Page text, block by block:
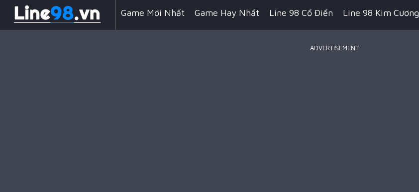
Game Mới Nhất Game Hay Nhất Line 98 Cổ Điển Line 98 Kim Cương
ADVERTISEMENT